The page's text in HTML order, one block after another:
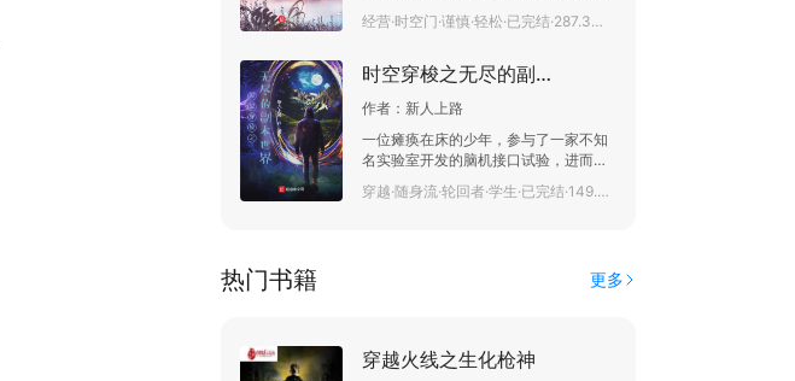
缘若何！得到昆仑十二金仙之道的洛
步踏上巅峰！我有仙剑，问情谁家！
邦定国。 是享受生活，还是驱除鞑虏。
小孩子才会做选择，而李朝生选择都
经营·时空门·谨慎·轻松·已完结·287.3万字
时空穿梭之无尽的副本世界
作者： 新人上路
一位瘫痪在床的少年，参与了一家不知
名实验室开发的脑机接口试验，进而遭
遇了神奇的穿越事件。 体质虽然虚弱不
堪，然而不治之症却已经痊愈，穿越在
技树点歪的离奇副本，还有灵气涌动可
穿越·随身流·轮回者·学生·已完结·149.7万字
热门书籍 更多
穿越火线之生化枪神